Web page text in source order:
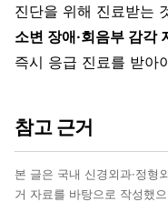
진단을 위해 진료받는
소변 장애·회음부 감각
즉시 응급 진료를 받아
참고 근거
본 글은 국내 신경외과·정형
거 자료를 바탕으로 작성했